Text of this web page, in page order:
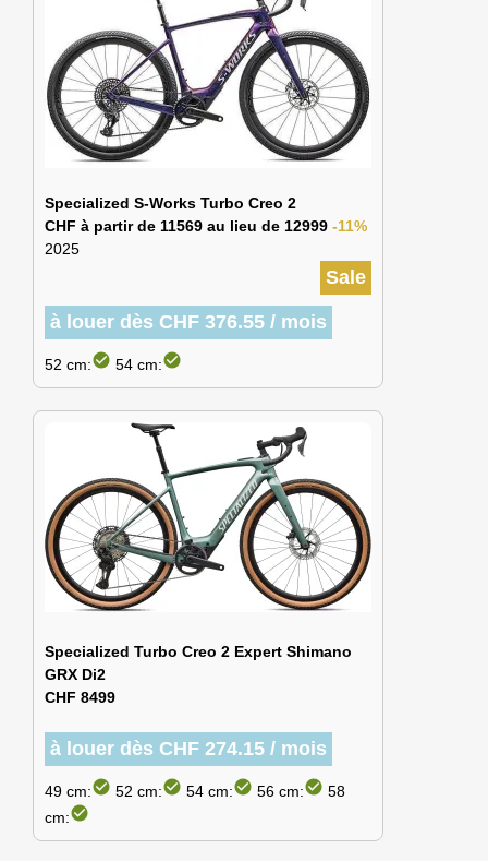
Specialized S-Works Turbo Creo 2
CHF à partir de 11569 au lieu de 12999 -11%
2025
Sale
à louer dès CHF 376.55 / mois
52 cm:check_circle 54 cm:check_circle
Specialized Turbo Creo 2 Expert Shimano
GRX Di2
CHF 8499
à louer dès CHF 274.15 / mois
49 cm:check_circle 52 cm:check_circle 54 cm:check_circle 56 cm:check_circle 58
cm:check_circle